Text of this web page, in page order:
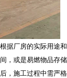
据厂房的实际用途和
，或是易燃物品存储
，施工过程中需严格